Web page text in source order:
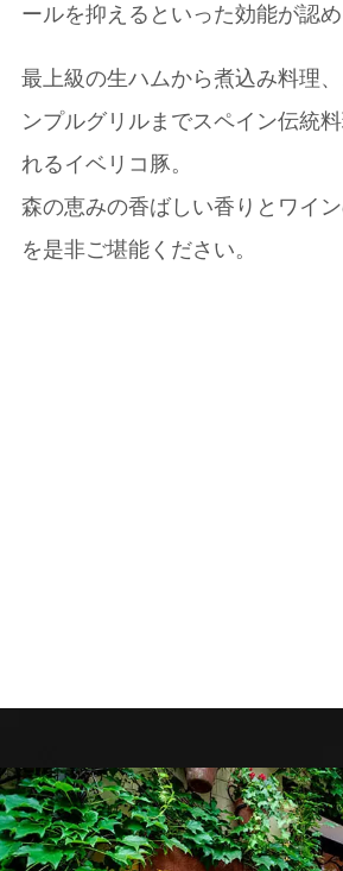
ールを抑えるといった効能が認め
最上級の生ハムから煮込み料理
ンプルグリルまでスペイン伝統
れるイベリコ豚。
森の恵みの香ばしい香りとワイ
を是非ご堪能ください。